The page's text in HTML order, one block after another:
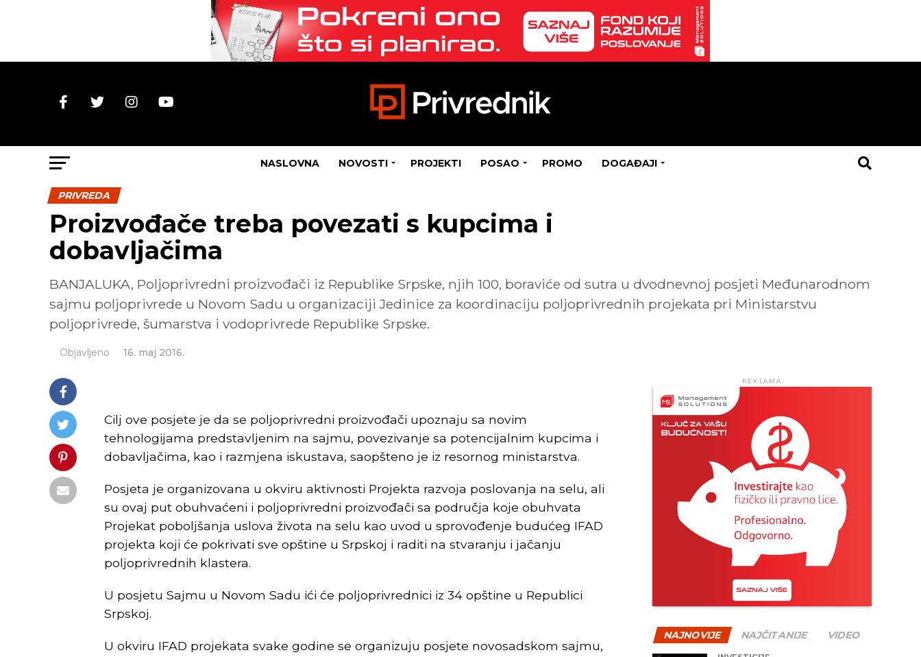
NASLOVNA NOVOSTI PROJEKTI POSAO PROMO DOGAĐAJI
PRIVREDA
Proizvođače treba povezati s kupcima i
dobavljačima
BANJALUKA, Poljoprivredni proizvođači iz Republike Srpske, njih 100, boraviće od sutra u dvodnevnoj posjeti Međunarodnom
sajmu poljoprivrede u Novom Sadu u organizaciji Jedinice za koordinaciju poljoprivrednih projekata pri Ministarstvu
poljoprivrede, šumarstva i vodoprivrede Republike Srpske.
Objavljeno 16. maj 2016.
Cilj ove posjete je da se poljoprivredni proizvođači upoznaju sa novim
tehnologijama predstavljenim na sajmu, povezivanje sa potencijalnim kupcima i
dobavljačima, kao i razmjena iskustava, saopšteno je iz resornog ministarstva.
Posjeta je organizovana u okviru aktivnosti Projekta razvoja poslovanja na selu, ali
su ovaj put obuhvaćeni i poljoprivredni proizvođači sa područja koje obuhvata
Projekat poboljšanja uslova života na selu kao uvod u sprovođenje budućeg IFAD
projekta koji će pokrivati sve opštine u Srpskoj i raditi na stvaranju i jačanju
poljoprivrednih klastera.
U posjetu Sajmu u Novom Sadu ići će poljoprivrednici iz 34 opštine u Republici
Srpskoj.
U okviru IFAD projekata svake godine se organizuju posjete novosadskom sajmu,
REKLAMA
NAJNOVIJE NAJČITANIJE VIDEO